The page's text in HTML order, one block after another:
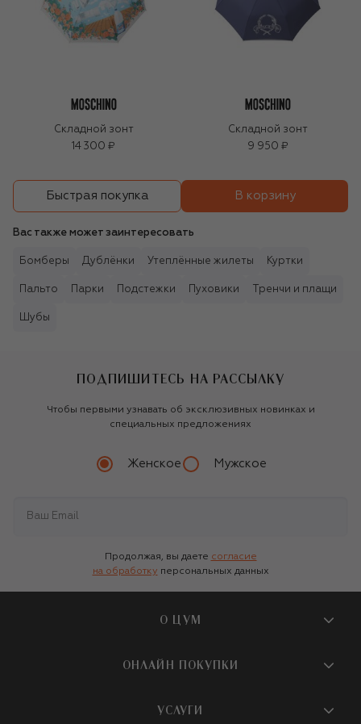
Складной зонт
14 300 ₽
Складной зонт
9 950 ₽
Быстрая покупка В корзину
Вас также может заинтересовать
Бомберы Дублёнки Утеплённые жилеты Куртки
Пальто Парки Подстежки Пуховики Тренчи и плащи
Шубы
ПОДПИШИТЕСЬ НА РАССЫЛКУ
Чтобы первыми узнавать об эксклюзивных новинках и
специальных предложениях
Женское Мужское
Продолжая, вы даете согласие
на обработку персональных данных
О ЦУМ
О магазине
Бутики и ПВЗ ЦУМ
ОНЛАЙН ПОКУПКИ
УСЛУГИ